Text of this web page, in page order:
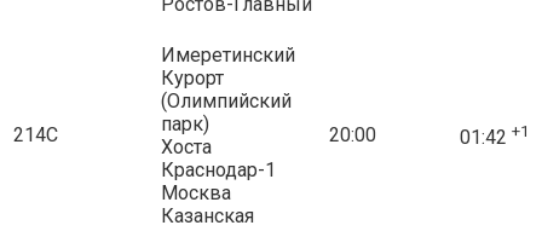
Ростов-Главный
214С
Имеретинский
Курорт
(Олимпийский
парк)
Хоста
Краснодар-1
Москва
Казанская
20:00 01:42 +1